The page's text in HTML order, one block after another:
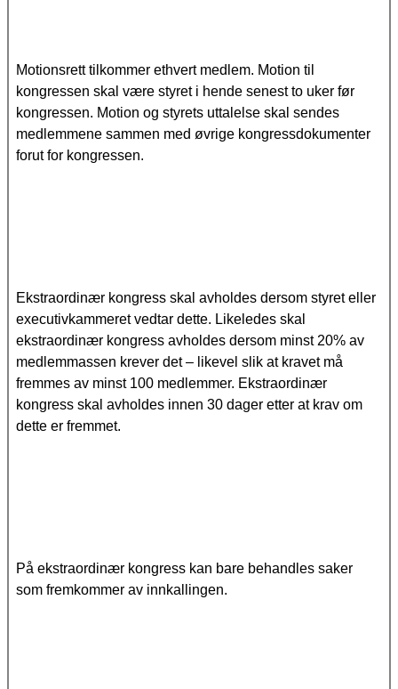
Motionsrett tilkommer ethvert medlem. Motion til
kongressen skal være styret i hende senest to uker før
kongressen. Motion og styrets uttalelse skal sendes
medlemmene sammen med øvrige kongressdokumenter
forut for kongressen.
Ekstraordinær kongress skal avholdes dersom styret eller
executivkammeret vedtar dette. Likeledes skal
ekstraordinær kongress avholdes dersom minst 20% av
medlemmassen krever det – likevel slik at kravet må
fremmes av minst 100 medlemmer. Ekstraordinær
kongress skal avholdes innen 30 dager etter at krav om
dette er fremmet.
På ekstraordinær kongress kan bare behandles saker
som fremkommer av innkallingen.